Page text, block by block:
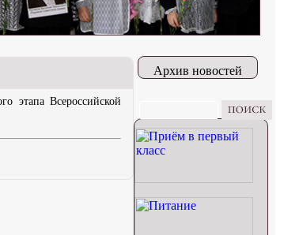
этапа Всероссийской
Архив новостей